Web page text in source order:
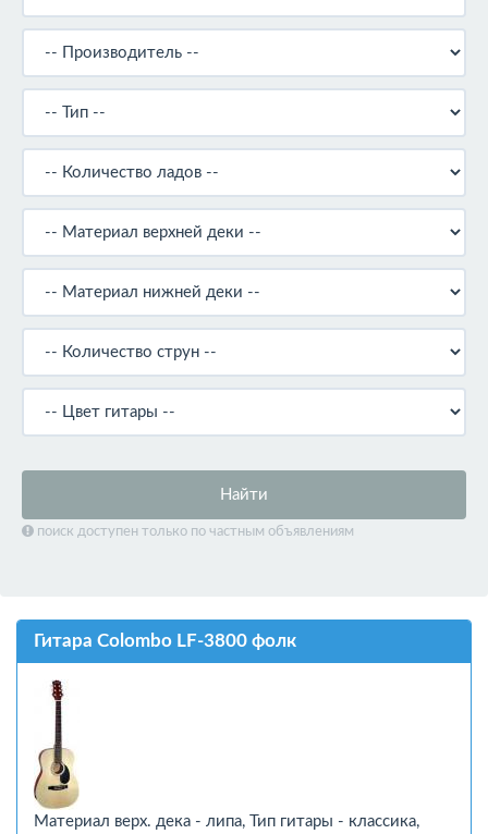
Найти
поиск доступен только по частным объявлениям
Гитара Colombo LF-3800 фолк
Материал верх. дека - липа, Тип гитары - классика,